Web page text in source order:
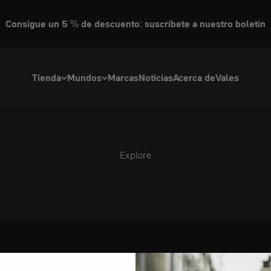
Consigue un 5 % de descuento: suscríbete a nuestro boletín
Tienda Mundos MarcasNoticiasAcerca deVales
Explore